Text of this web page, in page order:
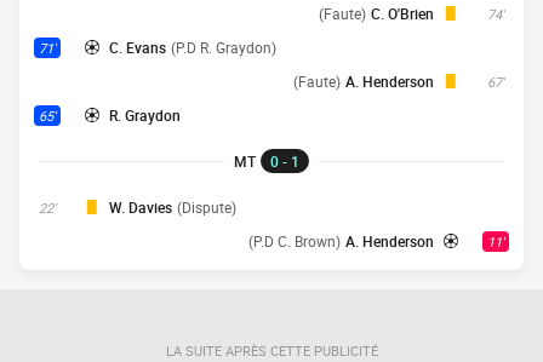
74'
C. O'Brien
(Faute)
71' C. Evans (P.D R. Graydon)
67'
A. Henderson
(Faute)
65' R. Graydon
MT 0 - 1
22' W. Davies (Dispute)
11'
A. Henderson
(P.D C. Brown)
LA SUITE APRÈS CETTE PUBLICITÉ